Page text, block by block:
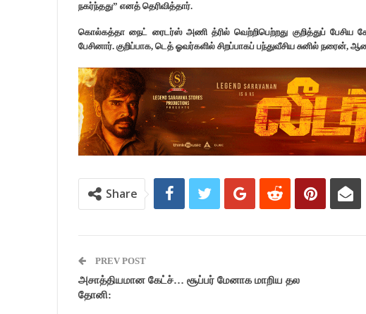
நகர்ந்தது” எனத் தெரிவித்தார்.
கொல்கத்தா நைட் ரைடர்ஸ் அணி த்ரில் வெற்றிபெற்றது குறித்துப் பேசிய
பேசினார். குறிப்பாக, டெத் ஓவர்களில் சிறப்பாகப் பந்துவீசிய சுனில் நரைன்,
Share
PREV POST
அசாத்தியமான கேட்ச்… சூப்பர் மேனாக மாறிய தல
தோனி: